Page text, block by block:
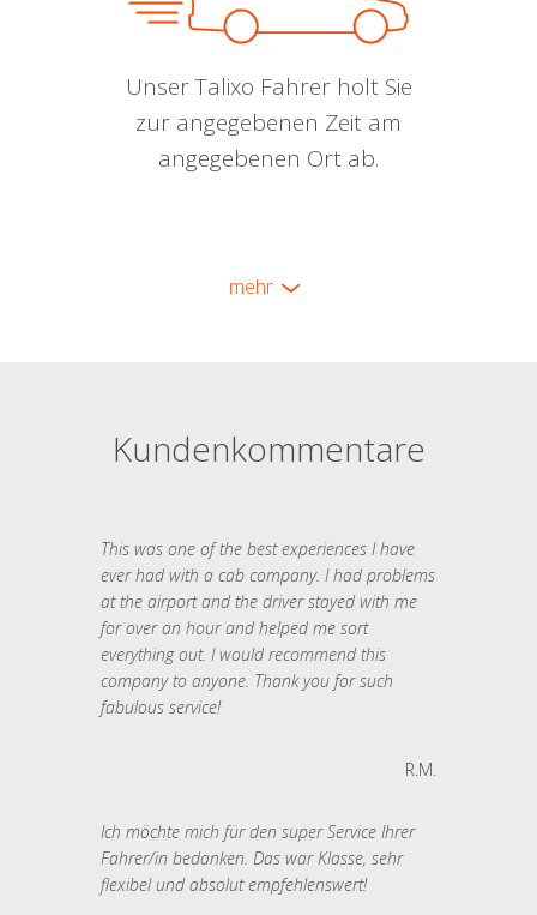
Unser Talixo Fahrer holt Sie
zur angegebenen Zeit am
angegebenen Ort ab.
mehr
Kundenkommentare
This was one of the best experiences I have
ever had with a cab company. I had problems
at the airport and the driver stayed with me
for over an hour and helped me sort
everything out. I would recommend this
company to anyone. Thank you for such
fabulous service!
R.M.
Ich möchte mich für den super Service Ihrer
Fahrer/in bedanken. Das war Klasse, sehr
flexibel und absolut empfehlenswert!